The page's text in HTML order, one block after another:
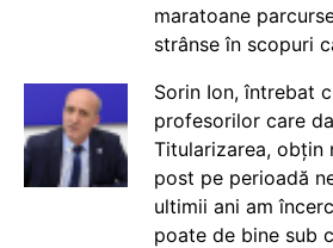
maratoane
strânse în scopuri
Sorin Ion, întrebat
profesorilor care
Titularizarea, obțin
post pe perioadă
ultimii ani am
poate de bine sub